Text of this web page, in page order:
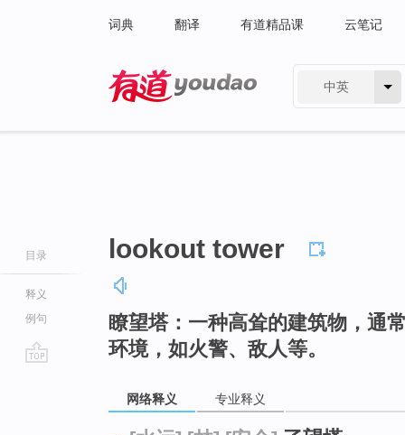
词典 翻译 有道精品课 云笔记
中英
目录
释义
例句
lookout tower
瞭望塔：一种高耸的建筑物，通
环境，如火警、敌人等。
网络释义 专业释义